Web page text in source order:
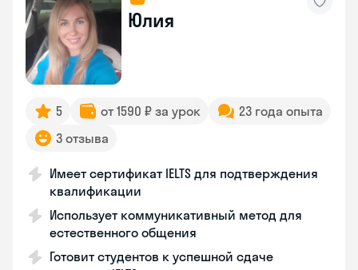
Юлия
5 от 1590 ₽ за урок
23 года опыта
3 отзыва
Имеет сертификат IELTS для подтверждения
квалификации
Использует коммуникативный метод для
естественного общения
Готовит студентов к успешной сдаче